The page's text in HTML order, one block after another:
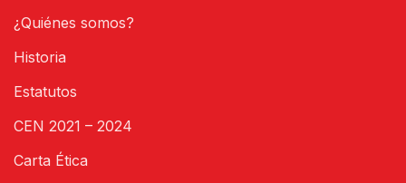
¿Quiénes somos?
Historia
Estatutos
CEN 2021 – 2024
Carta Ética